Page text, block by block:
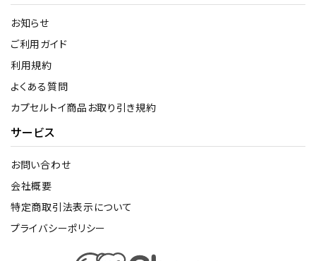
お知らせ
ご利用ガイド
利用規約
よくある質問
カプセルトイ商品お取り引き規約
サービス
お問い合わせ
会社概要
特定商取引法表示について
プライバシーポリシー